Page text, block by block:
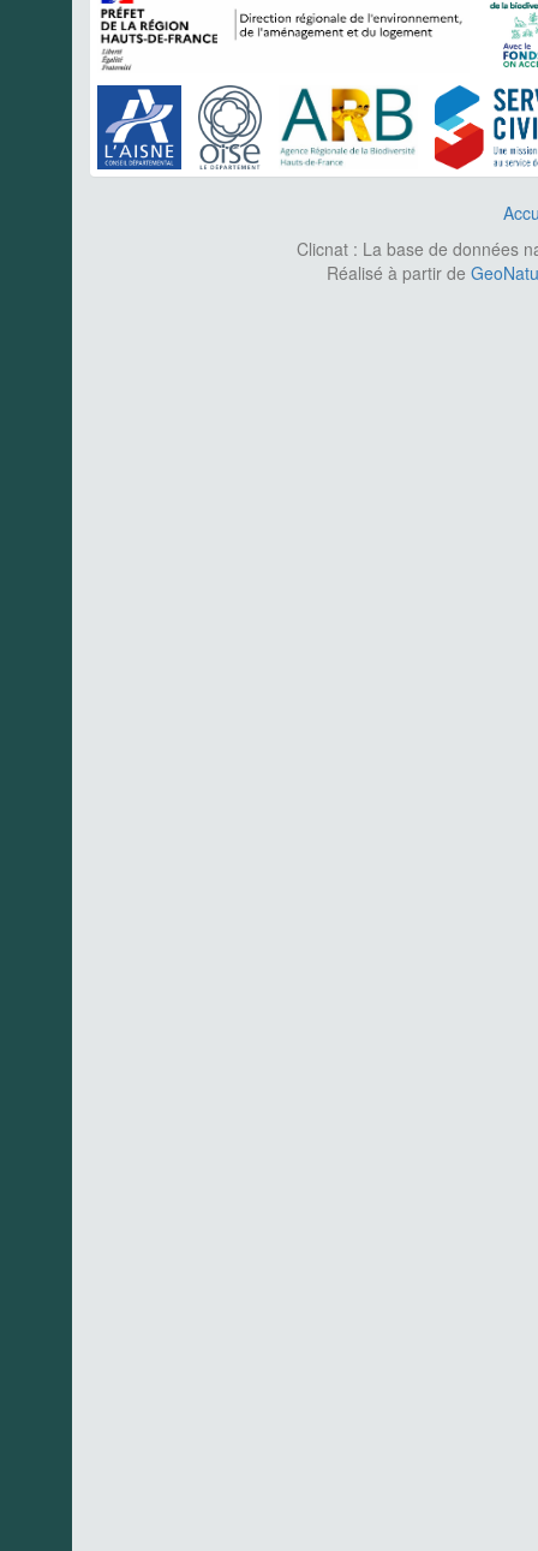
Clicnat : La base de données
Réalisé à partir de